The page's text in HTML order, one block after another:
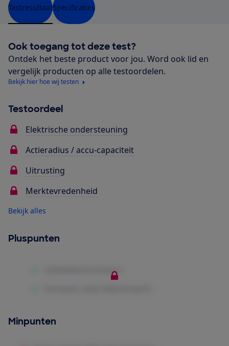
TestresultaatSpecificaties
Ook toegang tot deze test?
Ontdek het beste product voor jou. Word ook lid en
vergelijk producten op alle testoordelen.
Bekijk hier hoe wij testen
Testoordeel
Elektrische ondersteuning
Actieradius / accu-capaciteit
Uitrusting
Merktevredenheid
Bekijk alles
Pluspunten
Minpunten